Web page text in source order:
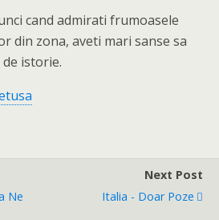
cand admirati frumoasele
din zona, aveti mari sanse sa
istorie.
Ne
Next Post
Italia - Doar Poze